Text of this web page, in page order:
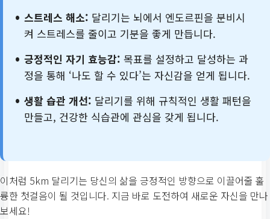
스트레스 해소: 달리기는 뇌에서 엔도르핀을 분비시
켜 스트레스를 줄이고 기분을 좋게 만듭니다.
긍정적인 자기 효능감: 목표를 설정하고 달성하는 과
정을 통해 ‘나도 할 수 있다’는 자신감을 얻게 됩니다.
생활 습관 개선: 달리기를 위해 규칙적인 생활 패턴을
만들고, 건강한 식습관에 관심을 갖게 됩니다.
이처럼 5km 달리기는 당신의 삶을 긍정적인 방향으로 이끌어줄 훌
륭한 첫걸음이 될 것입니다. 지금 바로 도전하여 새로운 자신을 만나
보세요!